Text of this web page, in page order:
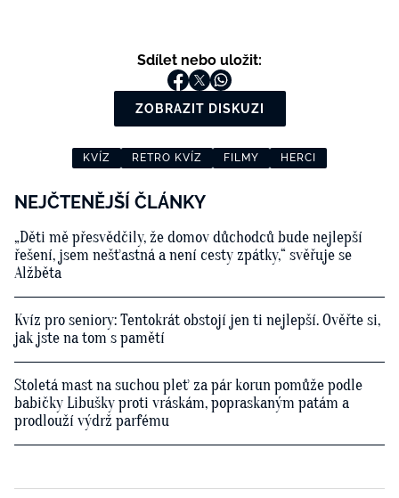
Sdílet nebo uložit:
ZOBRAZIT DISKUZI
KVÍZ RETRO KVÍZ FILMY HERCI
NEJČTENĚJŠÍ ČLÁNKY
„Děti mě přesvědčily, že domov důchodců bude nejlepší
řešení, jsem nešťastná a není cesty zpátky,“ svěřuje se
Alžběta
Kvíz pro seniory: Tentokrát obstojí jen ti nejlepší. Ověřte si,
jak jste na tom s pamětí
Stoletá mast na suchou pleť za pár korun pomůže podle
babičky Libušky proti vráskám, popraskaným patám a
prodlouží výdrž parfému